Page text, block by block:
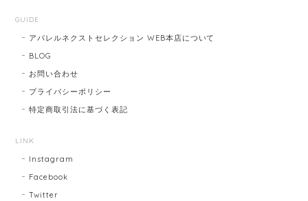
GUIDE
アパレルネクストセレクション WEB本店について
BLOG
お問い合わせ
プライバシーポリシー
特定商取引法に基づく表記
LINK
Instagram
Facebook
Twitter